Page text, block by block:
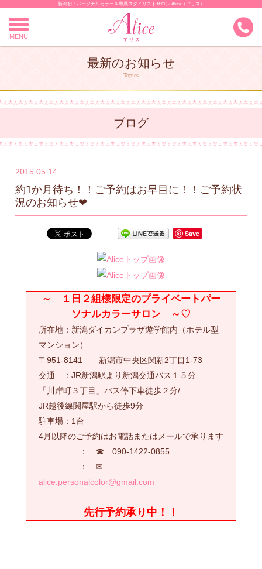
Skip
content
新潟初！パーソナルカラー＆専属スタイリストサロン Alice（アリス）
MENU
最新のお知らせ
Topics
ブログ
2015.05.14
約1か月待ち！！ご予約はお早目に！！ご予約状
況のお知らせ❤
Save
～ １日２組様限定のプライベートパー
ソナルカラーサロン ～♡
所在地：新潟ダイカンプラザ遊学館内（ホテル型
マンション）
〒951-8141 新潟市中央区関新2丁目1-73
交通 ：JR新潟駅より新潟交通バス１５分
「川岸町３丁目」バス停下車徒歩２分/
JR越後線関屋駅から徒歩9分
駐車場：1台
4月以降のご予約はお電話またはメールで承ります
： ☎ 090-1422-0855
： ✉
alice.personalcolor@gmail.com
先行予約承り中！！